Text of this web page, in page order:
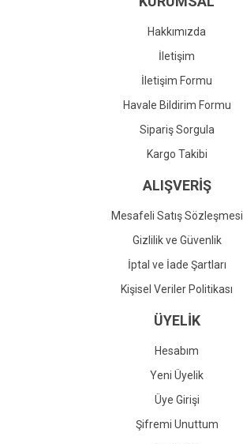
Gönder
Hakkımızda
İletişim
İletişim Formu
Havale Bildirim Formu
Sipariş Sorgula
Kargo Takibi
ALIŞVERİŞ
Mesafeli Satış Sözleşmesi
Gizlilik ve Güvenlik
İptal ve İade Şartları
Kişisel Veriler Politikası
ÜYELİK
Hesabım
Yeni Üyelik
Üye Girişi
Şifremi Unuttum